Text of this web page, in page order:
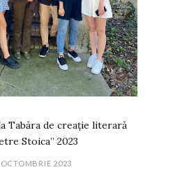
Tabăra de creație literară
Stoica” 2023
2023